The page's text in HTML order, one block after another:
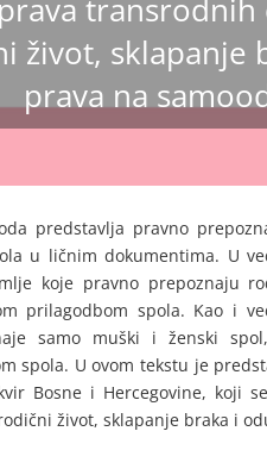
život, sklapanje
prava na
predstavlja pravno
u ličnim dokumentima. U
koje pravno prepoznaju
prilagodbom spola. Kao i
samo muški i ženski
spola. U ovom tekstu je
Bosne i Hercegovine, koji
život, sklapanje braka i